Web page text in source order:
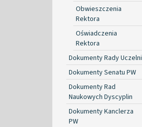
Obwieszczenia
Rektora
Oświadczenia
Rektora
Dokumenty Rady Uczelni
Dokumenty Senatu PW
Dokumenty Rad
Naukowych Dyscyplin
Dokumenty Kanclerza
PW